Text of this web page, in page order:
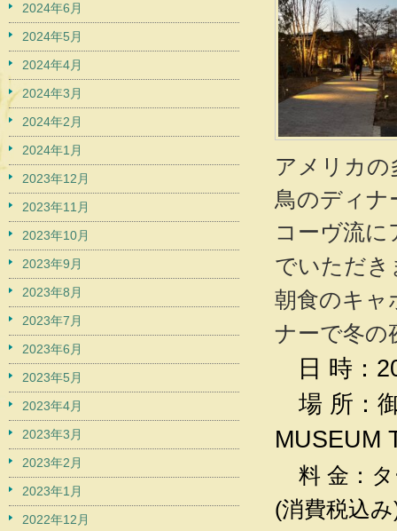
アメリカ
鳥のディナ
コーヴ流
でいただき
朝食のキャ
ナーで冬の
日 時：
場 所：
MUSEUM
料 金：
(消費税込
2024年6月
2024年5月
2024年4月
2024年3月
2024年2月
2024年1月
2023年12月
2023年11月
2023年10月
2023年9月
2023年8月
2023年7月
2023年6月
2023年5月
2023年4月
2023年3月
2023年2月
2023年1月
2022年12月